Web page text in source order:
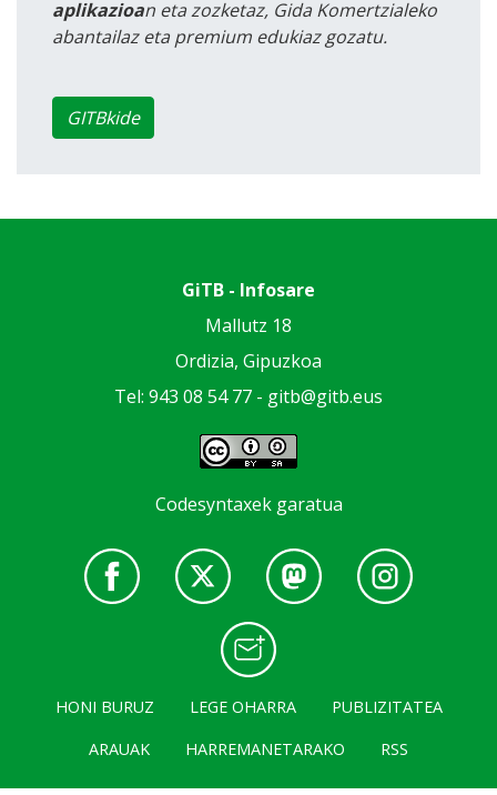
aplikazioan eta zozketaz, Gida Komertzialeko
abantailaz eta premium edukiaz gozatu.
GITBkide
GiTB - Infosare
Mallutz 18
Ordizia, Gipuzkoa
Tel: 943 08 54 77 - gitb@gitb.eus
Codesyntaxek garatua
HONI BURUZ LEGE OHARRA
PUBLIZITATEA
ARAUAK
HARREMANETARAKO RSS